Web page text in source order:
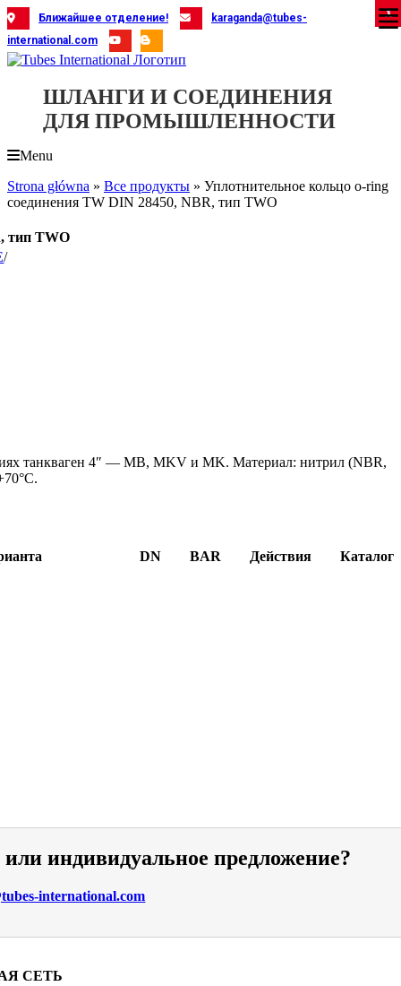
Skip
to
content
Ближайшее отделение!
karaganda@tubes-
international.com
ШЛАНГИ И СОЕДИНЕНИЯ
ДЛЯ ПРОМЫШЛЕННОСТИ
Menu
Strona główna » Все продукты » Уплотнительное кольцо o-ring
соединения TW DIN 28450, NBR, тип TWO
тип TWO
/
танкваген 4″ — MB, MKV и MK. Материал: нитрил (NBR,
DN BAR Действия Каталог
индивидуальное предложение?
international.com
СЕТЬ
X
X
X
X
X
X
X
X
X
X
X
X
X
X
X
X
X
X
X